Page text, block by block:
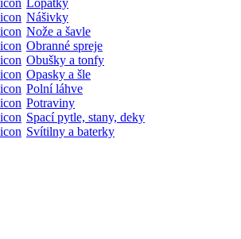
Lopatky
Nášivky
Nože a šavle
Obranné spreje
Obušky a tonfy
Opasky a šle
Polní láhve
Potraviny
Spací pytle, stany, deky
Svítilny a baterky